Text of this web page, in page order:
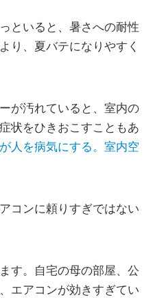
といると、暑さへの耐性
り、夏バテになりやすく
が汚れていると、室内の
状をひきおこすこともあ
人を病気にする。室内空
コンに頼りすぎではない
す。自宅の母の部屋、公
エアコンが効きすぎてい